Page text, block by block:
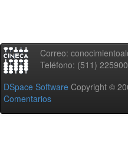
Correo:
Teléfono: (511)
DSpace Software Copyright ©
Comentarios